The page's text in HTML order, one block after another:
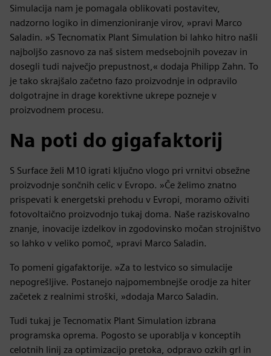
Simulacija nam je pomagala oblikovati postavitev,
nadzorno logiko in dimenzioniranje virov, »pravi Marco
Saladin. »S Tecnomatix Plant Simulation bi lahko hitro našli
najboljšo zasnovo za naš sistem medsebojnih povezav in
dosegli tudi največjo prepustnost,« dodaja Philipp Zahn. To
je tako skrajšalo začetno fazo proizvodnje in odpravilo
dolgotrajne in drage korektivne ukrepe pozneje v
proizvodnem procesu.
Na poti do gigafaktorij
S Surface želi M10 igrati ključno vlogo pri vrnitvi obsežne
proizvodnje sončnih celic v Evropo. »Če želimo znatno
prispevati k energetski prehodu v Evropi, moramo oživiti
fotovoltaično proizvodnjo tukaj doma. Naše raziskovalno
znanje, inovacije izdelkov in zgodovinsko močan strojništvo
so lahko v veliko pomoč, »pravi Marco Saladin.
To pomeni gigafaktorije. »Za to lestvico so simulacije
nepogrešljive. Postanejo najpomembnejše orodje za hiter
začetek z realnimi stroški, »dodaja Marco Saladin.
Tudi tukaj je Tecnomatix Plant Simulation izbrana
programska oprema. Pogosto se uporablja v konceptih
celotnih linij za optimizacijo pretoka, odpravo ozkih grl in